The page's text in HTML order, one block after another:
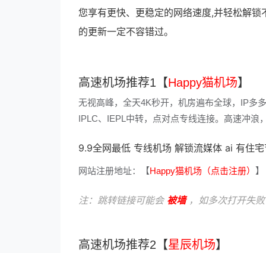
您享有更快、更稳定的网络速度,并轻松解
的更新一定不容错过。
高速机场推荐1【Happy猫机场】
无视高峰，全天4K秒开，机房遍布全球，IP多
IPLC、IEPL中转，点对点专线连接。高速冲浪
9.9全网最低 专线机场 解锁流媒体 ai 有住
网站注册地址：【Happy猫机场（点击注册） 】
注：跳转链接可能会 被墙，如多次打开失
高速机场推荐2【星辰机场】